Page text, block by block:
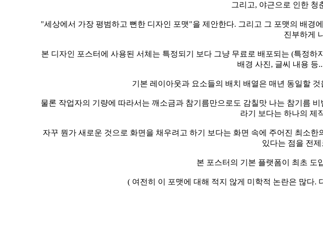
그리고, 야근으로 인한 청
"세상에서 가장 평범하고 뻔한 디자인 포맷"을 제안한다. 그리고 그 포맷의 배경
진부하게
본 디자인 포스터에 사용된 서체는 특정되기 보다 그냥 무료로 배포되는 (특정
배경 사진, 글씨 내용 등
기본 레이아웃과 요소들의 배치 배열은 매년 동일할
물론 작업자의 기량에 따라서는 깨소금과 참기름만으로도 감칠맛 나는 참기름
라기 보다는 하나의 제
자꾸 뭔가 새로운 것으로 화면을 채우려고 하기 보다는 화면 속에 주어진 최소
있다는 점을 전
본 포스터의 기본 플랫폼이 최초 도
( 여전히 이 포맷에 대해 적지 않게 미학적 논란은 많다.